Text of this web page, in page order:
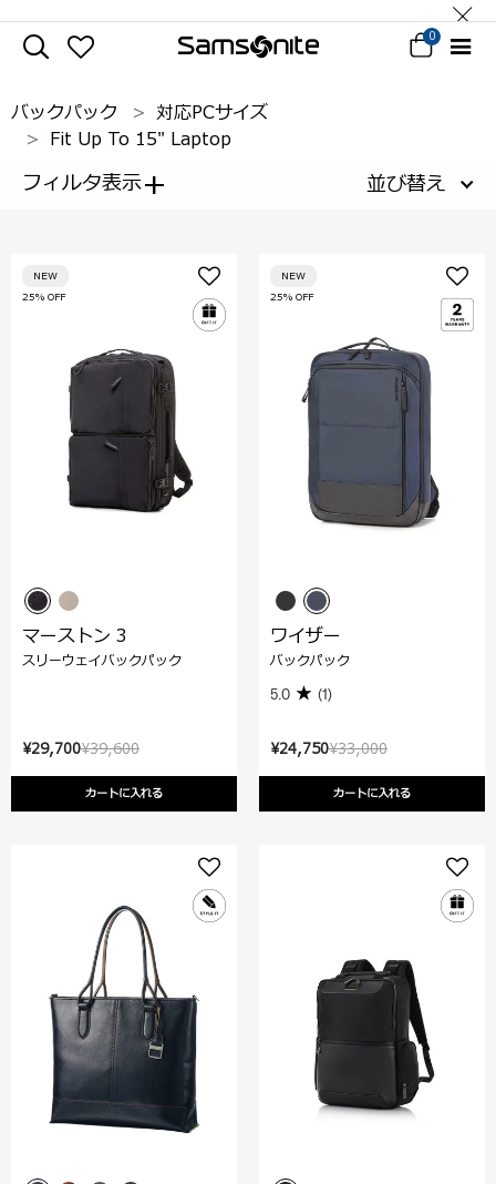
0
バックパック
対応PCサイズ
Fit Up To 15" Laptop
フィルタ表示+ 並び替え
¥39,600
¥29,700
カートに入れる
25% OFF
NEW
マーストン 3
スリーウェイバックパック
¥33,000
¥24,750
カートに入れる
25% OFF
NEW
ワイザー
バックパック
5.0 (1)